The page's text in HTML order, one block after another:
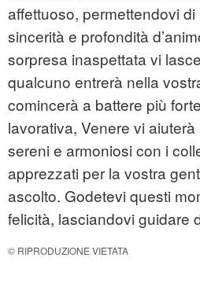
affettuoso, permettendovi
sincerità e profondità
sorpresa inaspettata vi
qualcuno entrerà nella
comincerà a battere più
lavorativa, Venere vi
sereni e armoniosi con i
apprezzati per la vostra
ascolto. Godetevi questi
felicità, lasciandovi guidare
© RIPRODUZIONE VIETATA